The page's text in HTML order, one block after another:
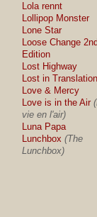
Lola rennt
Lollipop Monster
Lone Star
Loose Change 2nd
Edition
Lost Highway
Lost in Translation
Love & Mercy
Love is in the Air
vie en l'air)
Luna Papa
Lunchbox (The
Lunchbox)